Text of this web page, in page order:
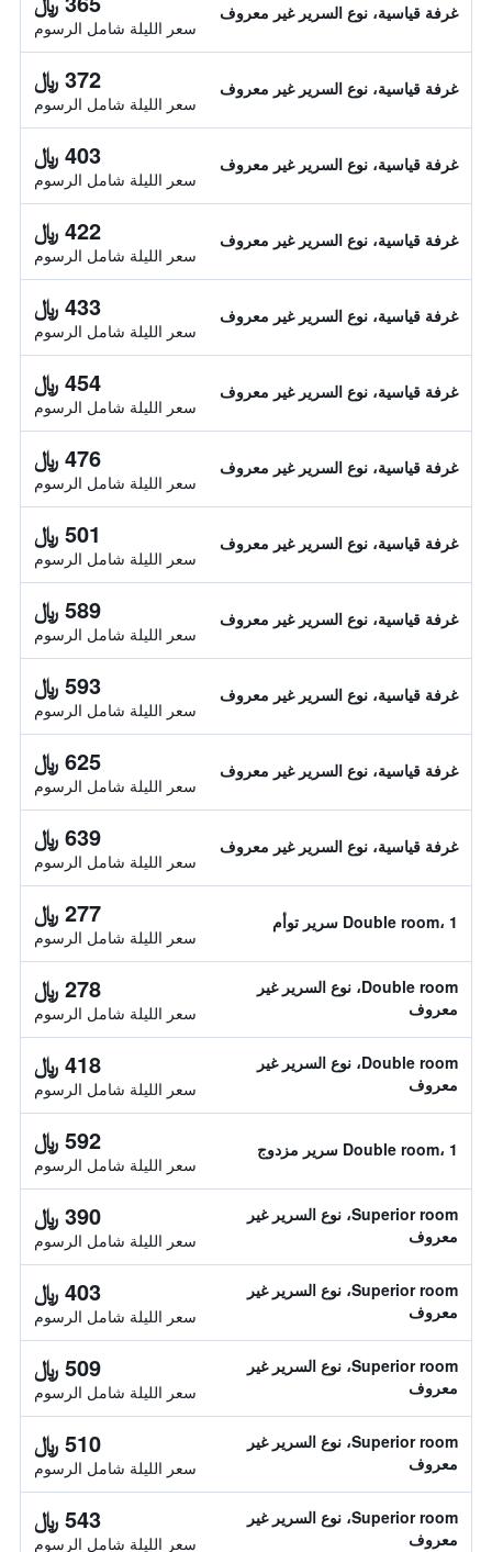
غرفة قياسية، نوع السرير غير معروف
سعر الليلة شامل الرسوم
غرفة قياسية، نوع السرير غير معروف 372 ﷼
سعر الليلة شامل الرسوم
غرفة قياسية، نوع السرير غير معروف 403 ﷼
سعر الليلة شامل الرسوم
غرفة قياسية، نوع السرير غير معروف 422 ﷼
سعر الليلة شامل الرسوم
غرفة قياسية، نوع السرير غير معروف 433 ﷼
سعر الليلة شامل الرسوم
غرفة قياسية، نوع السرير غير معروف 454 ﷼
سعر الليلة شامل الرسوم
غرفة قياسية، نوع السرير غير معروف 476 ﷼
سعر الليلة شامل الرسوم
غرفة قياسية، نوع السرير غير معروف 501 ﷼
سعر الليلة شامل الرسوم
غرفة قياسية، نوع السرير غير معروف 589 ﷼
سعر الليلة شامل الرسوم
غرفة قياسية، نوع السرير غير معروف 593 ﷼
سعر الليلة شامل الرسوم
غرفة قياسية، نوع السرير غير معروف 625 ﷼
سعر الليلة شامل الرسوم
غرفة قياسية، نوع السرير غير معروف 639 ﷼
سعر الليلة شامل الرسوم
Double room، 1 سرير توأم 277 ﷼
سعر الليلة شامل الرسوم
Double room، نوع السرير غير
معروف
278 ﷼
سعر الليلة شامل الرسوم
Double room، نوع السرير غير
معروف
418 ﷼
سعر الليلة شامل الرسوم
Double room، 1 سرير مزدوج 592 ﷼
سعر الليلة شامل الرسوم
Superior room، نوع السرير غير
معروف
390 ﷼
سعر الليلة شامل الرسوم
Superior room، نوع السرير غير
معروف
403 ﷼
سعر الليلة شامل الرسوم
Superior room، نوع السرير غير
معروف
509 ﷼
سعر الليلة شامل الرسوم
Superior room، نوع السرير غير
معروف
510 ﷼
سعر الليلة شامل الرسوم
Superior room، نوع السرير غير
معروف
543 ﷼
سعر الليلة شامل الرسوم